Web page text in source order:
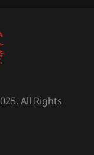
All Rights